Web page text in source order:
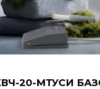
20-МТУСИ